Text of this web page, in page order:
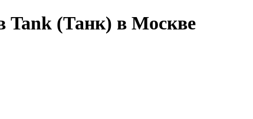
Tank (Танк) в Москве